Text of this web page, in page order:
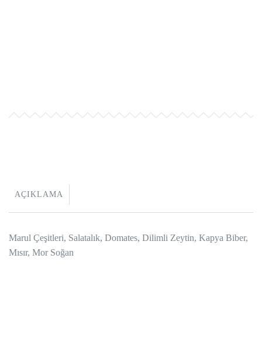
AÇIKLAMA
Marul Çeşitleri, Salatalık, Domates, Dilimli Zeytin, Kapya Biber,
Mısır, Mor Soğan